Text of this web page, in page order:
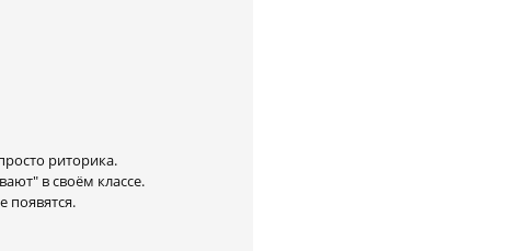
риторика.
в своём классе.
появятся.